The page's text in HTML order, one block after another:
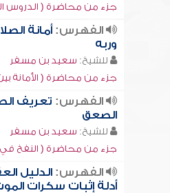
جزء من محاضرة ( الدروس
الفهرس:أمانة
وربه
للشيخ: سعيد بن مسفر
جزء من محاضرة ( الأمانة
الفهرس: تعريف
الصعق
للشيخ: سعيد بن مسفر
جزء من محاضرة ( النفخ في
الفهرس:الدليل
أدلة إثبات سكرات